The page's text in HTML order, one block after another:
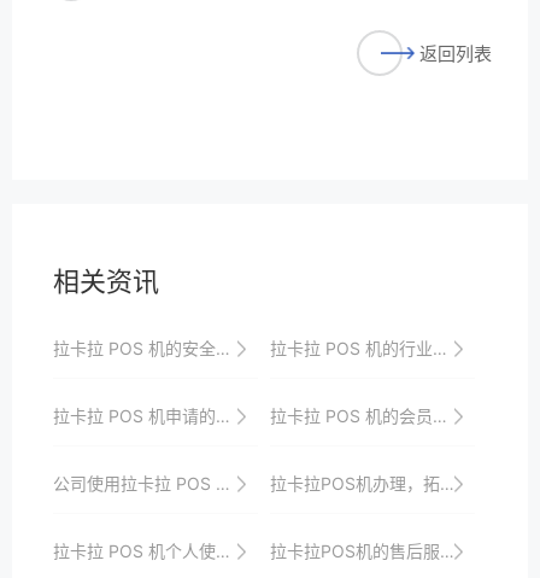
返回列表
相关资讯
拉卡拉 POS 机的安全技术揭秘 拉卡拉 POS 机的行业应用拓展与价值提升
拉卡拉 POS 机申请的经验分享 拉卡拉 POS 机的会员管理功能优势
公司使用拉卡拉 POS 机的成本控制与效益分析 拉卡拉POS机办理，拓宽你的支付选择
拉卡拉 POS 机个人使用相关类 拉卡拉POS机的售后服务体系与用户忠诚度培养